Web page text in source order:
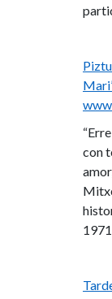
con